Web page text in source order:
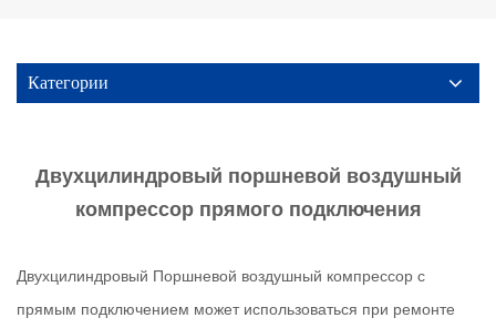
Категории
Двухцилиндровый поршневой воздушный
компрессор прямого подключения
Двухцилиндровый Поршневой воздушный компрессор с
прямым подключением может использоваться при ремонте